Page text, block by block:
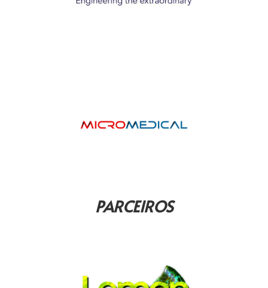
PARCEIROS